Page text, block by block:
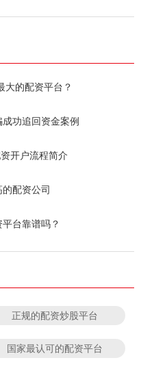
大的配资平台？
功追回资金案例
开户流程简介
配资公司
台靠谱吗？
正规的配资炒股平台
国家最认可的配资平台